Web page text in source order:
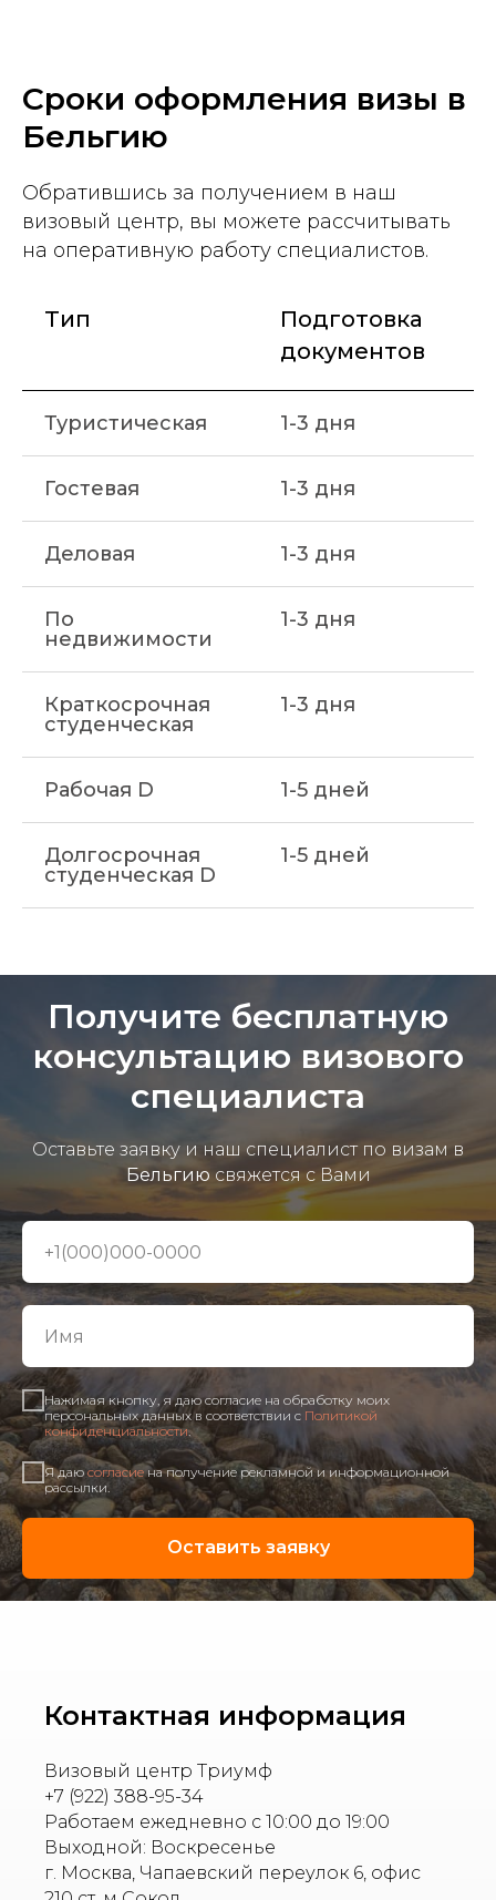
Сроки оформления визы в
Бельгию
Обратившись за получением в наш
визовый центр, вы можете рассчитывать
на оперативную работу специалистов.
Тип
Подготовка
документов
Туристическая 1-3 дня
Гостевая 1-3 дня
Деловая 1-3 дня
По
недвижимости
1-3 дня
Краткосрочная
студенческая
1-3 дня
Рабочая D 1-5 дней
Долгосрочная
студенческая D
1-5 дней
Получите бесплатную
консультацию визового
специалиста
Оставьте заявку и наш специалист по визам в
Бельгиюсвяжется с Вами
Нажимая кнопку, я даю согласие на обработку моих
персональных данных в соответствии с Политикой
конфиденциальности.
Я даюсогласиена получение рекламной и информационной
рассылки.
Оставить заявку
Контактная информация
Визовый центр Триумф
+7 (922) 388-95-34
Работаем ежедневно с 10:00 до 19:00
Выходной: Воскресенье
г. Москва, Чапаевский переулок 6, офис